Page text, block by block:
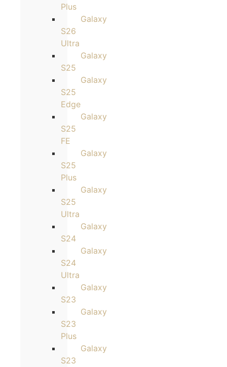
Plus
Galaxy
S26
Ultra
Galaxy
S25
Galaxy
S25
Edge
Galaxy
S25
FE
Galaxy
S25
Plus
Galaxy
S25
Ultra
Galaxy
S24
Galaxy
S24
Ultra
Galaxy
S23
Galaxy
S23
Plus
Galaxy
S23